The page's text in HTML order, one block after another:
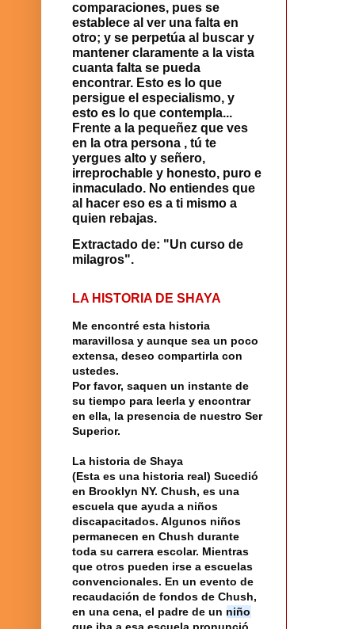
comparaciones, pues se
establece al ver una falta en
otro; y se perpetúa al buscar y
mantener claramente a la vista
cuanta falta se pueda
encontrar. Esto es lo que
persigue el especialismo, y
esto es lo que contempla...
Frente a la pequeñez que ves
en la otra persona , tú te
yergues alto y señero,
irreprochable y honesto, puro e
inmaculado. No entiendes que
al hacer eso es a ti mismo a
quien rebajas.
Extractado de: "Un curso de
milagros".
LA HISTORIA DE SHAYA
Me encontré esta historia
maravillosa y aunque sea un poco
extensa, deseo compartirla con
ustedes.
Por favor, saquen un instante de
su tiempo para leerla y encontrar
en ella, la presencia de nuestro Ser
Superior.
La historia de Shaya
(Esta es una historia real) Sucedió
en Brooklyn NY. Chush, es una
escuela que ayuda a niños
discapacitados. Algunos niños
permanecen en Chush durante
toda su carrera escolar. Mientras
que otros pueden irse a escuelas
convencionales. En un evento de
recaudación de fondos de Chush,
en una cena, el padre de un niño